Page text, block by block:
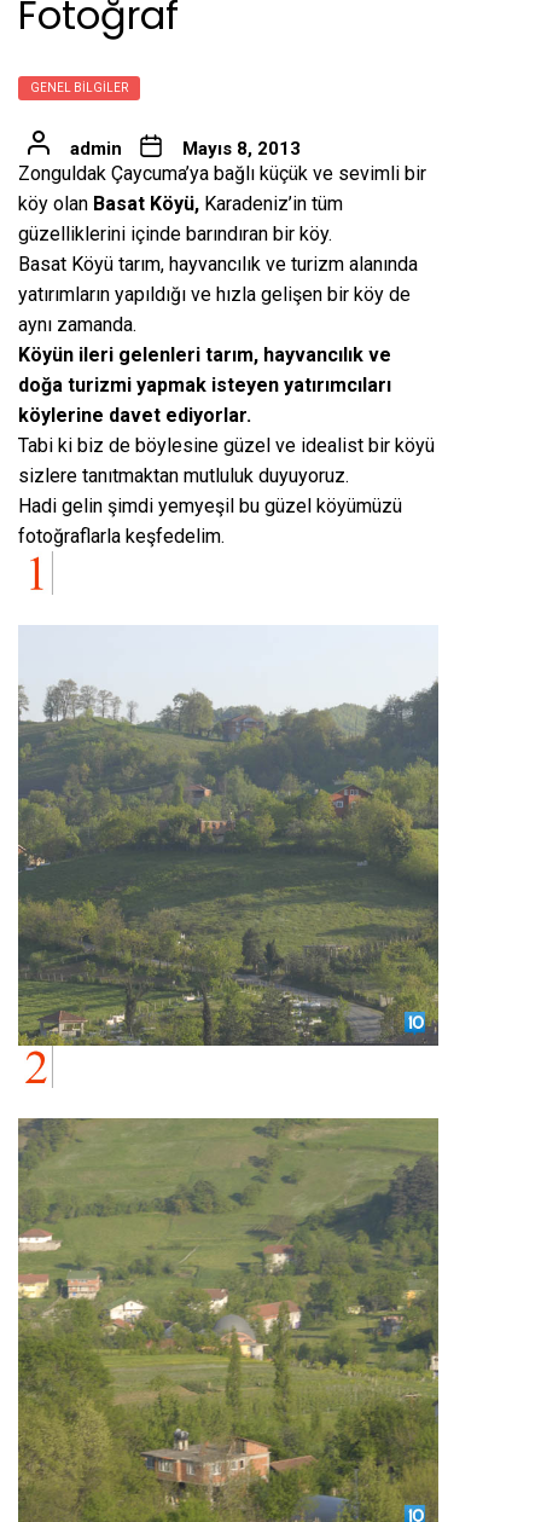
Fotoğraf
GENEL BILGILER
admin Mayıs 8, 2013
Zonguldak Çaycuma’ya bağlı küçük ve sevimli bir
köy olan Basat Köyü, Karadeniz’in tüm
güzelliklerini içinde barındıran bir köy.
Basat Köyü tarım, hayvancılık ve turizm alanında
yatırımların yapıldığı ve hızla gelişen bir köy de
aynı zamanda.
Köyün ileri gelenleri tarım, hayvancılık ve
doğa turizmi yapmak isteyen yatırımcıları
köylerine davet ediyorlar.
Tabi ki biz de böylesine güzel ve idealist bir köyü
sizlere tanıtmaktan mutluluk duyuyoruz.
Hadi gelin şimdi yemyeşil bu güzel köyümüzü
fotoğraflarla keşfedelim.